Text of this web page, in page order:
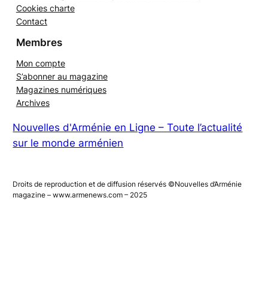
Mentions légales – Politiques de confidentialité
Cookies charte
Mon compte
S’abonner au magazine
Magazines numériques
Nouvelles d'Arménie en Ligne – Toute l’actualité
Droits de reproduction et de diffusion réservés ©Nouvelles d’Arménie